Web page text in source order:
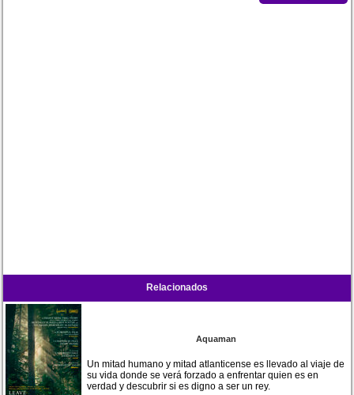
Relacionados
Aquaman
Un mitad humano y mitad atlanticense es llevado al viaje de
su vida donde se verá forzado a enfrentar quien es en
verdad y descubrir si es digno a ser un rey.